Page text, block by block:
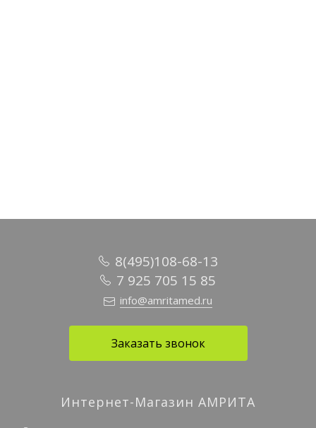
8(495)108-68-13
7 925 705 15 85
info@amritamed.ru
Заказать звонок
Интернет-Магазин АМРИТА